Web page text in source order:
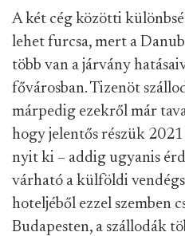
A két cég közötti
lehet furcsa, mert a
több van a járvány
fővárosban. Tizenöt
márpedig ezekről már
hogy jelentős részük
nyit ki – addig ugyanis
várható a külföldi
hoteljéből ezzel szemben
Budapesten, a szállodák